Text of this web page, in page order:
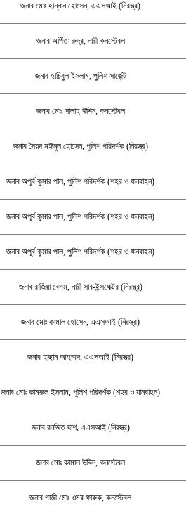
জনাব মোঃ হান্নান হোসেন, এএসআই (নিরস্ত্র)
জনাব অর্পিতা রুদ্র, নারী কনস্টেবল
জনাব হাচিবুল ইসলাম, পুলিশ সার্জেন্ট
জনাব মোঃ সালাহ উদ্দিন, কনস্টেবল
জনাব সৈয়দ মঈনুল হোসেন, পুলিশ পরিদর্শক (নিরস্ত্র)
জনাব অপূর্ব কুমার পাল, পুলিশ পরিদর্শক (শহর ও যানবাহন)
জনাব অপূর্ব কুমার পাল, পুলিশ পরিদর্শক (শহর ও যানবাহন)
জনাব অপূর্ব কুমার পাল, পুলিশ পরিদর্শক (শহর ও যানবাহন)
জনাব রাজিয়া বেগম, নারী সাব-ইন্সপেক্টর (নিরস্ত্র)
জনাব মোঃ কামাল হোসেন, এএসআই (নিরস্ত্র)
জনাব হাছান আহম্মদ, এএসআই (নিরস্ত্র)
জনাব মোঃ কামরুল ইসলাম, পুলিশ পরিদর্শক (শহর ও যানবাহন)
জনাব রনজিত দাশ, এএসআই (নিরস্ত্র)
জনাব মোঃ কামাল উদ্দিন, কনস্টেবল
জনাব গাজী মোঃ ওমর ফারুক, কনস্টেবল